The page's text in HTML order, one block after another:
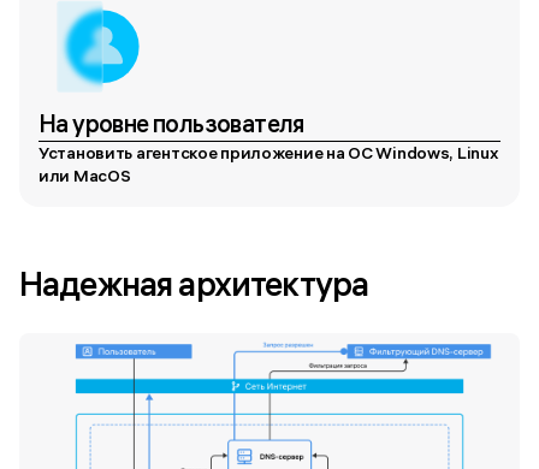
На уровне пользователя
Установить агентское приложение на ОС Windows, Linux
или MacOS
Надежная архитектура